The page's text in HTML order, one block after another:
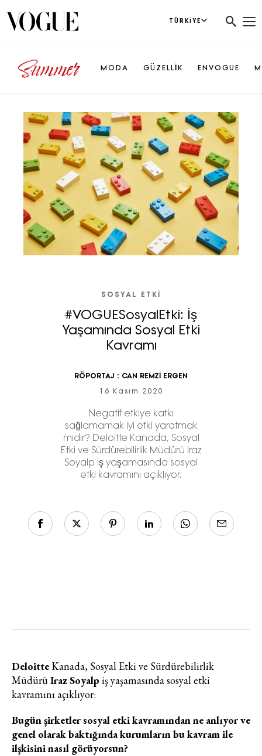
TÜRKIYE
MODA GÜZELLİK ENVOGUE
SOSYAL ETKI
#VOGUESosyalEtki: İş
Yaşamında Sosyal Etki
Kavramı
RÖPORTAJ : CAN REMZİ ERGEN
16 Kasım 2020
Negatif etkiye katkı
sağlamamak iyi etki yaratmak
mıdır? Deloitte Kanada, Sosyal
Etki ve Sürdürebilirlik Müdürü Iraz
Soyalp iş yaşamasında sosyal
etki kavramını açıklıyor.
Deloitte Kanada, Sosyal Etki ve Sürdürebilirlik
MüdürüIraz Soyalp iş yaşamasında sosyal etki
kavramını açıklıyor:
Bugün şirketler sosyal etki kavramından ne anlıyor ve
genel olarak baktığında kurumların bu kavram ile
ilşkisini nasıl görüyorsun?